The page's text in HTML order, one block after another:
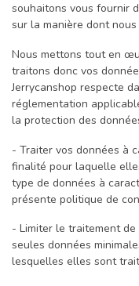
souhaitons vous fournir
sur la manière dont
Nous mettons tout en
traitons donc vos
Jerrycanshop respecte
réglementation
la protection des
- Traiter vos données à
finalité pour laquelle
type de données à
présente politique de
- Limiter le traitement
seules données
lesquelles elles sont